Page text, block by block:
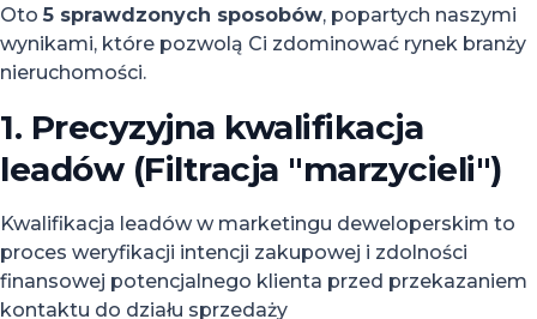
Oto5 sprawdzonych sposobów, popartych naszymi
wynikami, które pozwolą Ci zdominować rynek branży
nieruchomości.
1. Precyzyjna kwalifikacja
leadów (Filtracja "marzycieli")
Kwalifikacja leadów w marketingu deweloperskim to
proces weryfikacji intencji zakupowej i zdolności
finansowej potencjalnego klienta przed przekazaniem
kontaktu do działu sprzedaży